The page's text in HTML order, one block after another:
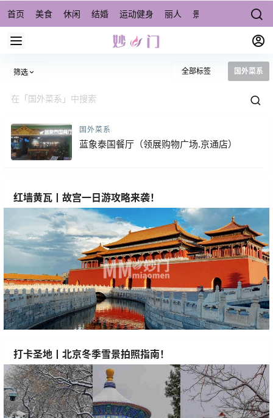
首页 美食 休闲 结婚 运动健身 丽人 景点/周边游 宠物
筛选 全部标签 国外菜系
国外菜系
蓝象泰国餐厅（领展购物广场.京通店）
红墙黄瓦丨故宫一日游攻略来袭！
打卡圣地丨北京冬季雪景拍照指南！